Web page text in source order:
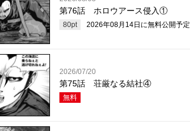
第76話 ホロウアース侵入①
80pt 2026年08月14日 に無料公開予定
2026/07/20
第75話 荘厳なる結社④
無料